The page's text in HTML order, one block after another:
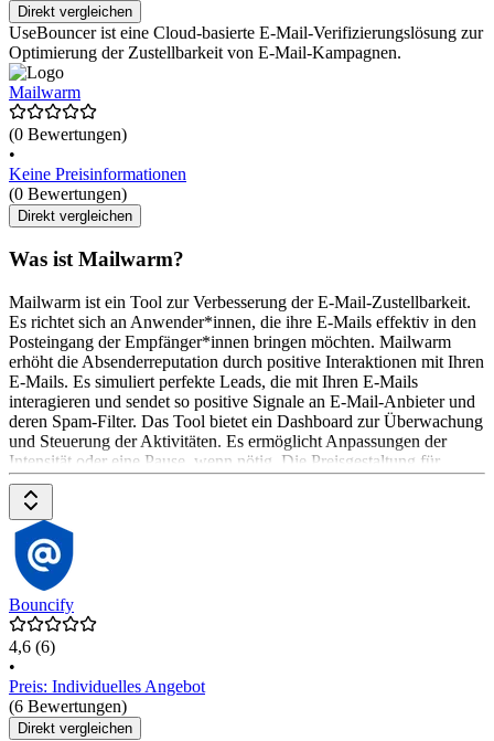
Direkt vergleichen
UseBouncer ist eine Cloud-basierte E-Mail-Verifizierungslösung zur
Optimierung der Zustellbarkeit von E-Mail-Kampagnen.
Mailwarm
(0 Bewertungen)
•
Keine Preisinformationen
(0 Bewertungen)
Direkt vergleichen
Was ist Mailwarm?
Mailwarm ist ein Tool zur Verbesserung der E-Mail-Zustellbarkeit.
Es richtet sich an Anwender*innen, die ihre E-Mails effektiv in den
Posteingang der Empfänger*innen bringen möchten. Mailwarm
erhöht die Absenderreputation durch positive Interaktionen mit Ihren
E-Mails. Es simuliert perfekte Leads, die mit Ihren E-Mails
interagieren und sendet so positive Signale an E-Mail-Anbieter und
deren Spam-Filter. Das Tool bietet ein Dashboard zur Überwachung
und Steuerung der Aktivitäten. Es ermöglicht Anpassungen der
Intensität oder eine Pause, wenn nötig. Die Preisgestaltung für
Mailwarm ist auf der Website des Anbieters zu finden.
Bouncify
4,6 (6)
•
Preis: Individuelles Angebot
(6 Bewertungen)
Direkt vergleichen